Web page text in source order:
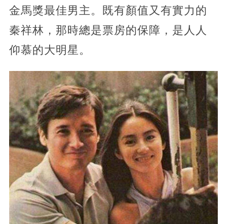
金馬獎最佳男主。既有顏值又有實力的
秦祥林，那時總是票房的保障，是人人
仰慕的大明星。